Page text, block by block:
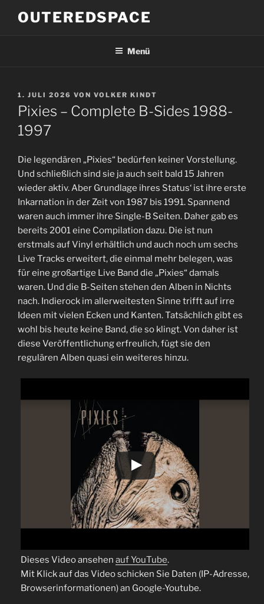
InhaltOUTEREDSPACE
Menü
VERÖFFENTLICHT
AM
1. JULI 2026 VON VOLKER KINDT
Pixies – Complete B-Sides 1988-
1997
Die legendären „Pixies“ bedürfen keiner Vorstellung.
Und schließlich sind sie ja auch seit bald 15 Jahren
wieder aktiv. Aber Grundlage ihres Status‘ ist ihre erste
Inkarnation in der Zeit von 1987 bis 1991. Spannend
waren auch immer ihre Single-B Seiten. Daher gab es
bereits 2001 eine Compilation dazu. Die ist nun
erstmals auf Vinyl erhältlich und auch noch um sechs
Live Tracks erweitert, die einmal mehr belegen, was
für eine großartige Live Band die „Pixies“ damals
waren. Und die B-Seiten stehen den Alben in Nichts
nach. Indierock im allerweitesten Sinne trifft auf irre
Ideen mit vielen Ecken und Kanten. Tatsächlich gibt es
wohl bis heute keine Band, die so klingt. Von daher ist
diese Veröffentlichung erfreulich, fügt sie den
regulären Alben quasi ein weiteres hinzu.
Dieses Video ansehen auf YouTube.
Mit Klick auf das Video schicken Sie Daten (IP-Adresse,
Browserinformationen) an Google-Youtube.